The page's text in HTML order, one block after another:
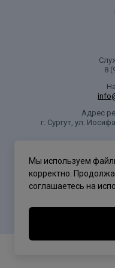
8
Адрес
г. Сургут, ул.
Мы используем
корректно.
соглашаетесь на